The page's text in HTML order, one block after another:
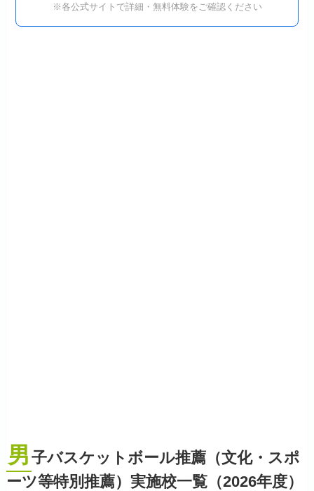
※各公式サイトで詳細・無料体験をご確認ください
男 子バスケットボール推薦（文化・スポ
ーツ等特別推薦）実施校一覧（2026年度）